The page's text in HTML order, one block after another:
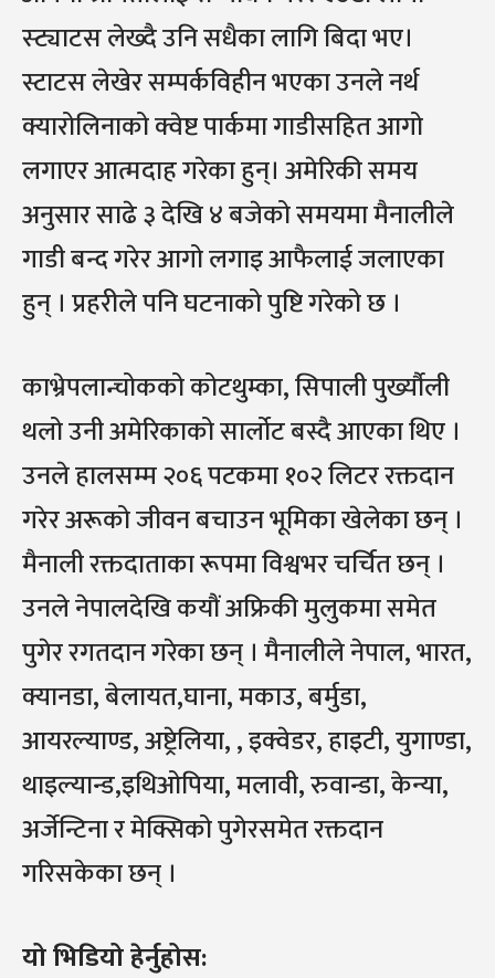
स्ट्याटस लेख्दै उनि सधैका लागि बिदा भए।
स्टाटस लेखेर सम्पर्कविहीन भएका उनले नर्थ
क्यारोलिनाको क्वेष्ट पार्कमा गाडीसहित आगो
लगाएर आत्मदाह गरेका हुन्। अमेरिकी समय
अनुसार साढे ३ देखि ४ बजेको समयमा मैनालीले
गाडी बन्द गरेर आगो लगाइ आफैलाई जलाएका
हुन् । प्रहरीले पनि घटनाको पुष्टि गरेको छ ।
काभ्रेपलान्चोकको कोटथुम्का, सिपाली पुर्ख्यौली
थलो उनी अमेरिकाको सार्लोट बस्दै आएका थिए ।
उनले हालसम्म २०६ पटकमा १०२ लिटर रक्तदान
गरेर अरूको जीवन बचाउन भूमिका खेलेका छन् ।
मैनाली रक्तदाताका रूपमा विश्वभर चर्चित छन् ।
उनले नेपालदेखि कयौं अफ्रिकी मुलुकमा समेत
पुगेर रगतदान गरेका छन् । मैनालीले नेपाल, भारत,
क्यानडा, बेलायत,घाना, मकाउ, बर्मुडा,
आयरल्याण्ड, अष्ट्रेलिया, , इक्वेडर, हाइटी, युगाण्डा,
थाइल्यान्ड,इथिओपिया, मलावी, रुवान्डा, केन्या,
अर्जेन्टिना र मेक्सिको पुगेरसमेत रक्तदान
गरिसकेका छन् ।
यो भिडियो हेर्नुहोस: